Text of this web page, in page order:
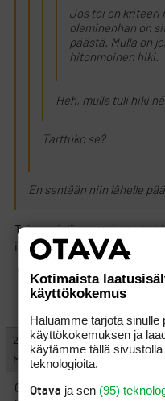
Jos toi on kriteeri
oleminenhan on
päästä. Mulla on
hitonmoinen hiki.
Heh, mulle tuli hiki
Tarttuko se?
En sentään niin lähelle
Toi nyt vielä puuttuis,
ilmaan niin ne niinku tiivistyi
21.6.2011 01:52:00
Myyrä 2
Golfista en tiedä, mutta
Kotimaista
käyttökokemus
Haluamme tarjota sinulle
käyttökokemuksen ja
käytämme tällä
teknologioita.
Otava ja sen (95)